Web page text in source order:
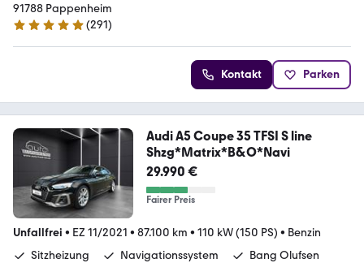
91788 Pappenheim
4.9 Sterne
(291)
Kontakt Parken
Audi A5 Coupe 35 TFSI S line
Shzg*Matrix*B&O*Navi
29.990 €
Fairer Preis
Unfallfrei • EZ 11/2021 • 87.100 km • 110 kW (150 PS) • Benzin
Sitzheizung
Navigationssystem Bang Olufsen